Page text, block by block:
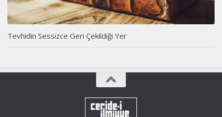
Tevhidin Sessizce Geri Çekildiği Yer